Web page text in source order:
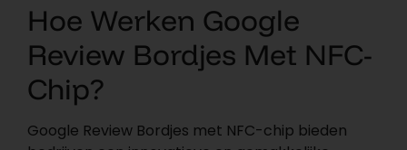
Hoe Werken Google
Review Bordjes Met NFC-
Chip?
Google Review Bordjes met NFC-chip bieden